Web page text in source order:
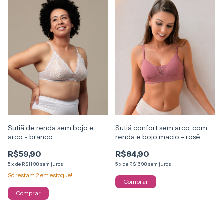
Sutiã de renda sem bojo e
arco - branco
R$59,90
5x de R$11,98 sem juros
Só restam 2em estoque!
Comprar
Sutiä confort sem arco, com
renda e bojo macio - rosê
R$84,90
5x de R$16,98 sem juros
Comprar